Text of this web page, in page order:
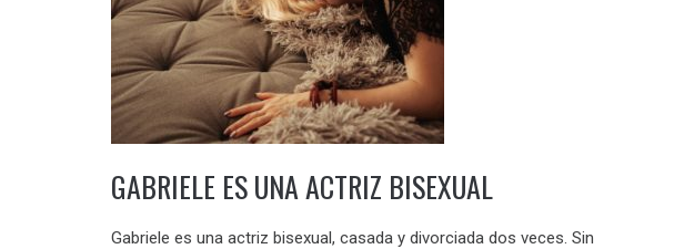
GABRIELE ES UNA ACTRIZ BISEXUAL
Gabriele es una actriz bisexual, casada y divorciada dos veces. Sin